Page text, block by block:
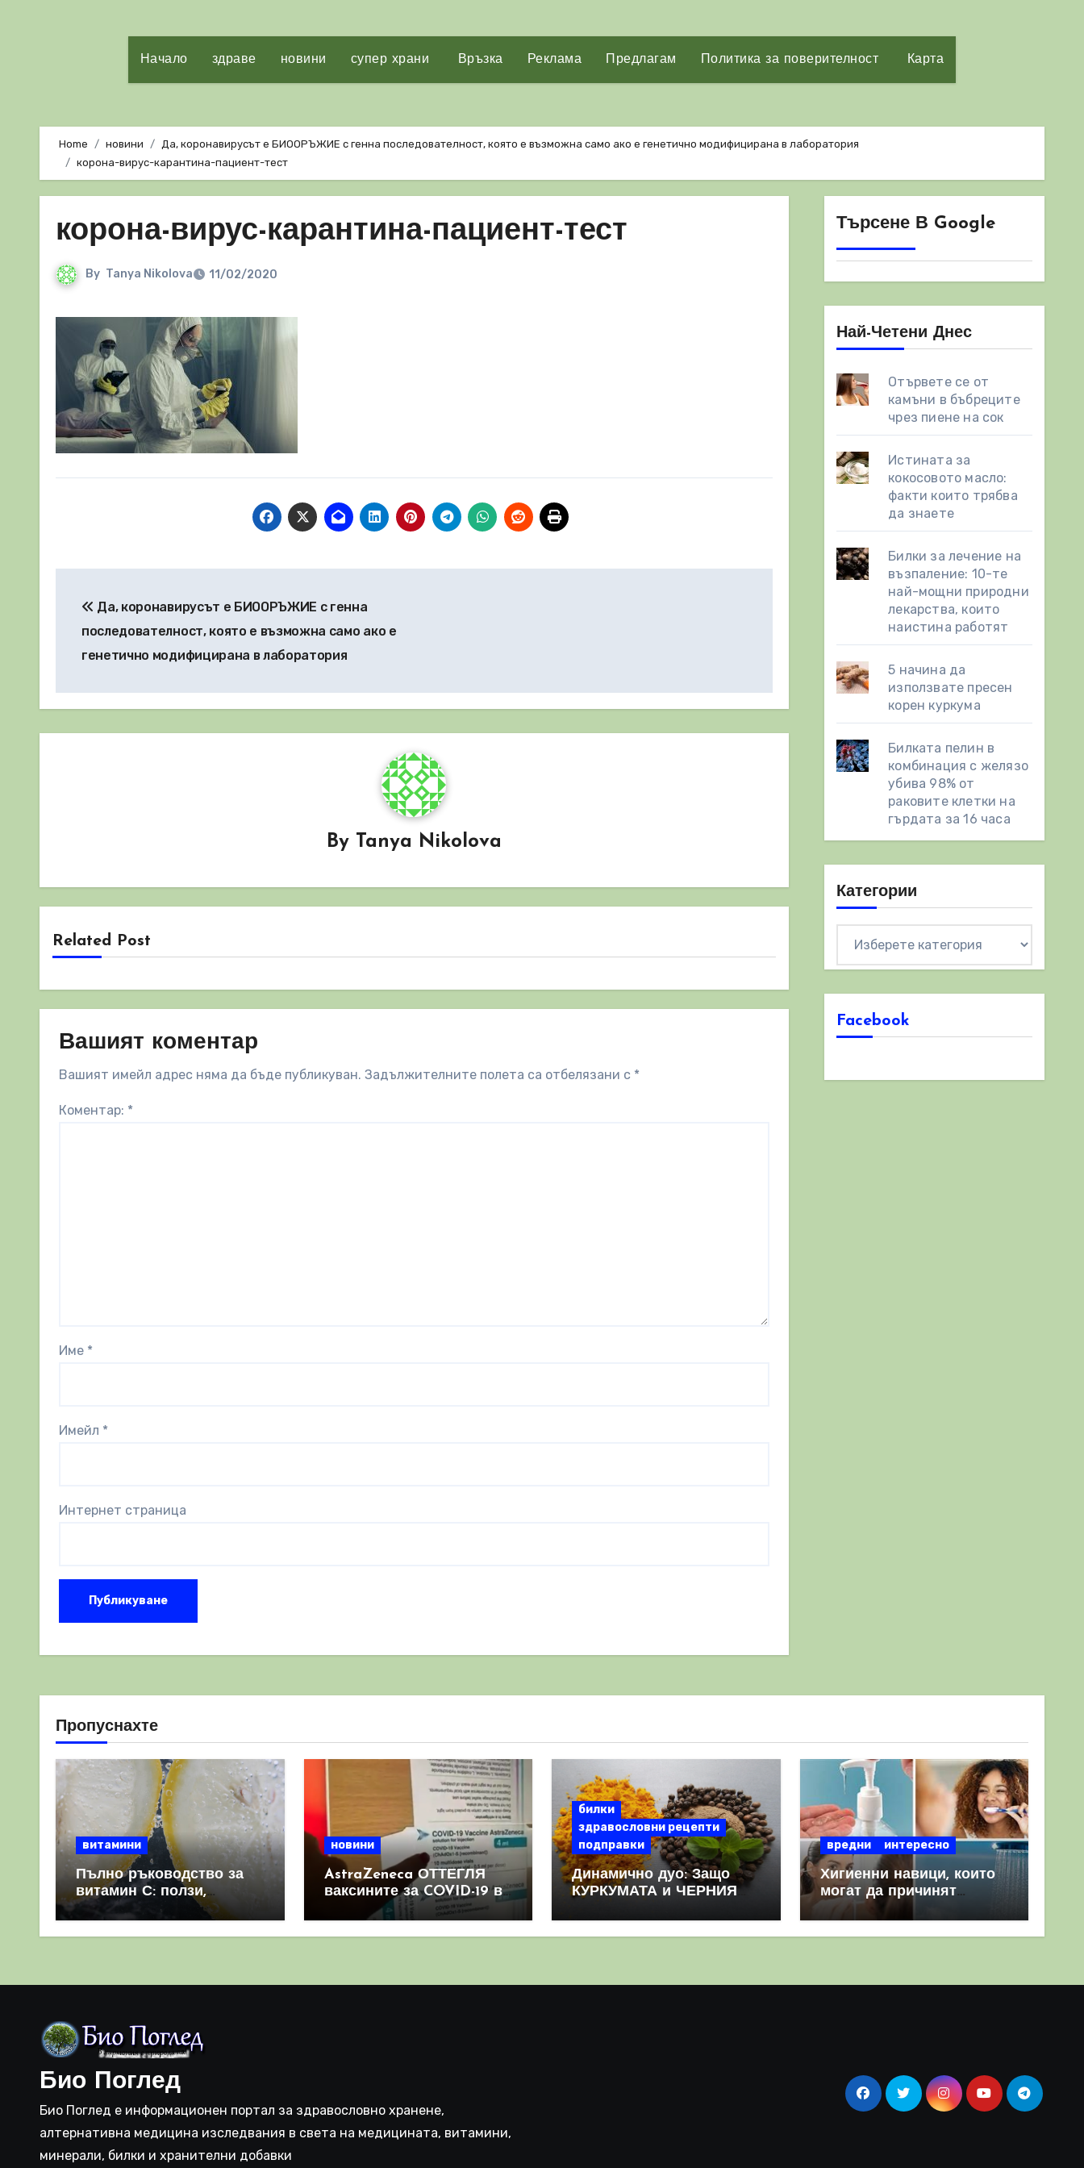
Начало здраве новини супер храни Връзка Реклама Предлагам Политика за поверителност Карта
Home новини
Да, коронавирусът е БИООРЪЖИЕ с генна последователност, която е възможна само ако е генетично модифицирана в лаборатория
корона-вирус-карантина-пациент-тест
корона-вирус-карантина-пациент-тест
By Tanya Nikolova 11/02/2020
Да, коронавирусът е БИООРЪЖИЕ с генна
последователност, която е възможна само ако е
генетично модифицирана в лаборатория
By Tanya Nikolova
Related Post
Вашият коментар
Вашият имейл адрес няма да бъде публикуван. Задължителните полета са отбелязани с *
Коментар: *
Име *
Имейл *
Интернет страница
Търсене В Google
Най-Четени Днес
Отървете се от
камъни в бъбреците
чрез пиене на сок
Истината за
кокосовото масло:
факти които трябва
да знаете
Билки за лечение на
възпаление: 10-те
най-мощни природни
лекарства, които
наистина работят
5 начина да
използвате пресен
корен куркума
Билката пелин в
комбинация с желязо
убива 98% от
раковите клетки на
гърдата за 16 часа
Категории
Facebook
Пропуснахте
витамини
Пълно ръководство за
витамин С: ползи,
източници и защо е
важен за имунната
новини
AstraZeneca ОТТЕГЛЯ
ваксините за COVID-19 в
световен мащаб, след
като призна, че те
билки
здравословни рецепти
подправки
Динамично дуо: Защо
КУРКУМАТА и ЧЕРНИЯ
комбинация
вредни интересно
Хигиенни навици, които
могат да причинят
повече вреда, отколкото
полза
Био Поглед
Био Поглед е информационен портал за здравословно хранене,
алтернативна медицина изследвания в света на медицината, витамини,
минерали, билки и хранителни добавки